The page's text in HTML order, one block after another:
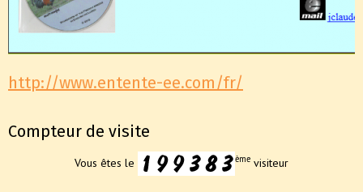
http://www.entente-ee.com/fr/
Compteur de visite
Vous êtes le ème visiteur